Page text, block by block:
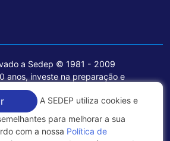
a Sedep © 1981 - 2009
anos, investe na preparação e
e na aquisição de tecnologia de
de seu portfólio de serviços voltados
contemplam informações seguras e
A SEDEP utiliza cookies e
para melhorar a sua
com a nossa Política de